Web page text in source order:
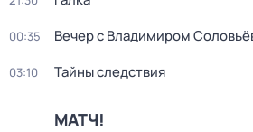
00:35 Вечер с Владимиром
03:10 Тайны следствия
МАТЧ!